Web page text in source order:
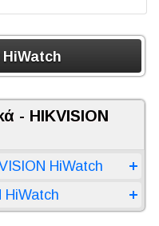
- HIKVISION
HiWatch